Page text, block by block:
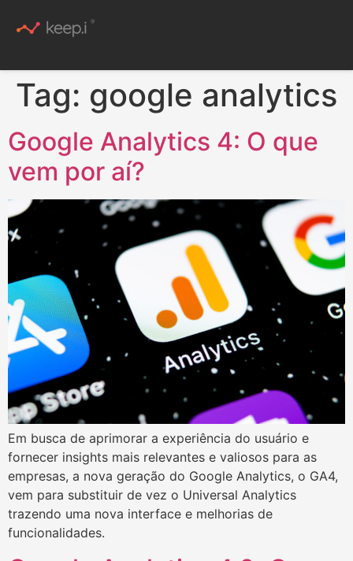
Tag: google analytics
Google Analytics 4: O que
vem por aí?
Em busca de aprimorar a experiência do usuário e
fornecer insights mais relevantes e valiosos para as
empresas, a nova geração do Google Analytics, o GA4,
vem para substituir de vez o Universal Analytics
trazendo uma nova interface e melhorias de
funcionalidades.